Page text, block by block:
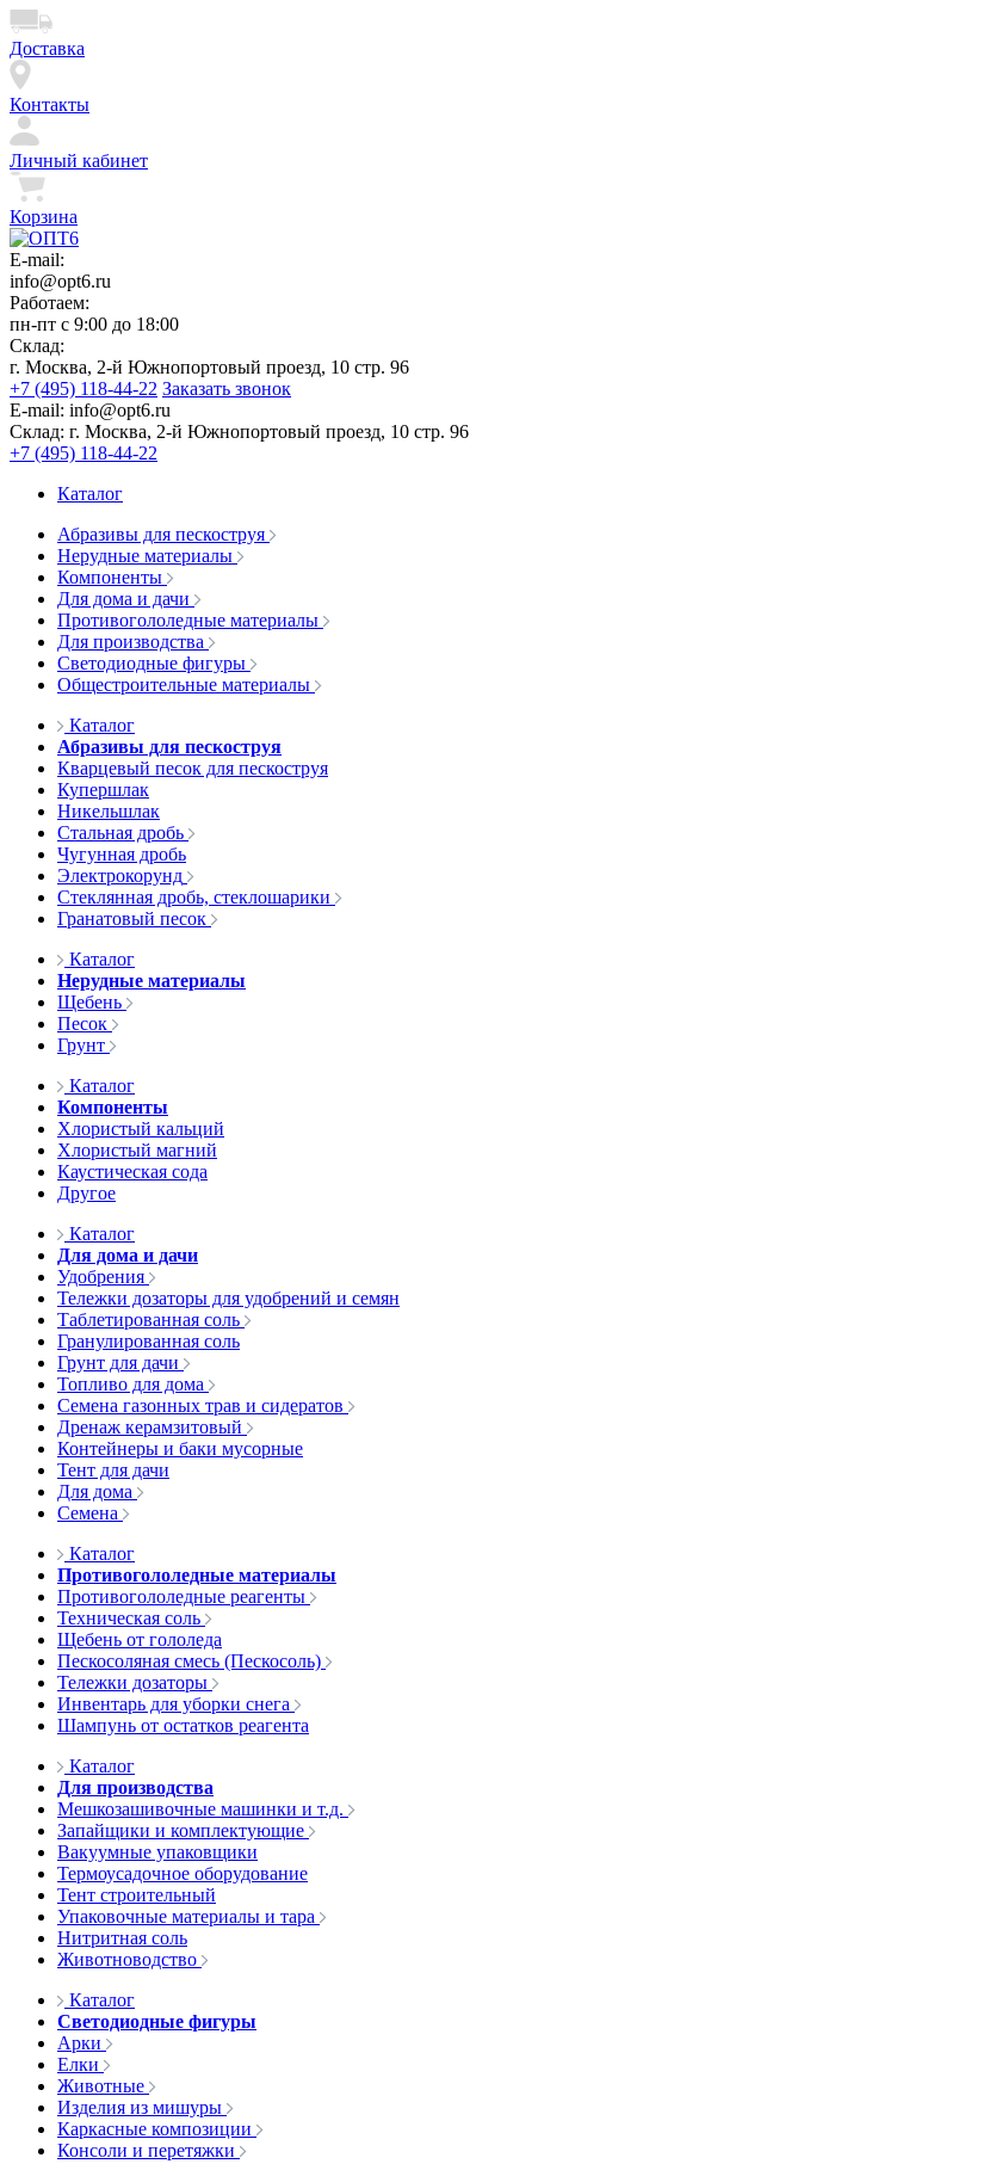
Доставка
Контакты
Личный кабинет
Корзина
E-mail:
info@opt6.ru
Работаем:
пн-пт с 9:00 до 18:00
Склад:
г. Москва, 2-й Южнопортовый проезд, 10 стр. 96
+7 (495) 118-44-22 Заказать звонок
E-mail: info@opt6.ru
Склад: г. Москва, 2-й Южнопортовый проезд, 10 стр. 96
+7 (495) 118-44-22
Каталог
Абразивы для пескоструя
Нерудные материалы
Компоненты
Для дома и дачи
Противогололедные материалы
Для производства
Светодиодные фигуры
Общестроительные материалы
Каталог
Абразивы для пескоструя
Кварцевый песок для пескоструя
Купершлак
Никельшлак
Стальная дробь
Чугунная дробь
Электрокорунд
Стеклянная дробь, стеклошарики
Гранатовый песок
Каталог
Нерудные материалы
Щебень
Песок
Грунт
Каталог
Компоненты
Хлористый кальций
Хлористый магний
Каустическая сода
Другое
Каталог
Для дома и дачи
Удобрения
Тележки дозаторы для удобрений и семян
Таблетированная соль
Гранулированная соль
Грунт для дачи
Топливо для дома
Семена газонных трав и сидератов
Дренаж керамзитовый
Контейнеры и баки мусорные
Тент для дачи
Для дома
Семена
Каталог
Противогололедные материалы
Противогололедные реагенты
Техническая соль
Щебень от гололеда
Пескосоляная смесь (Пескосоль)
Тележки дозаторы
Инвентарь для уборки снега
Шампунь от остатков реагента
Каталог
Для производства
Мешкозашивочные машинки и т.д.
Запайщики и комплектующие
Вакуумные упаковщики
Термоусадочное оборудование
Тент строительный
Упаковочные материалы и тара
Нитритная соль
Животноводство
Каталог
Светодиодные фигуры
Арки
Елки
Животные
Изделия из мишуры
Каркасные композиции
Консоли и перетяжки